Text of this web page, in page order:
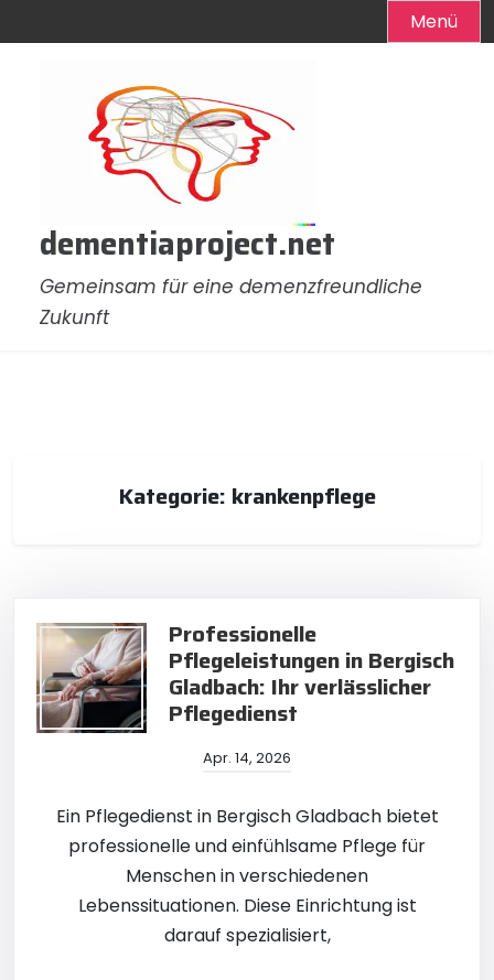
Menü
dementiaproject.net
Gemeinsam für eine demenzfreundliche
Zukunft
Kategorie: krankenpflege
Professionelle
Pflegeleistungen in Bergisch
Gladbach: Ihr verlässlicher
Pflegedienst
Apr. 14, 2026
Ein Pflegedienst in Bergisch Gladbach bietet
professionelle und einfühlsame Pflege für
Menschen in verschiedenen
Lebenssituationen. Diese Einrichtung ist
darauf spezialisiert,